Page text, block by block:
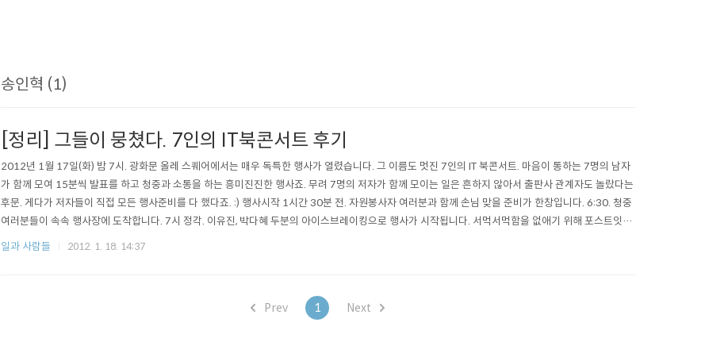
송인혁 (1)
[정리] 그들이 뭉쳤다. 7인의 IT북콘서트 후기
2012년 1월 17일(화) 밤 7시. 광화문 올레 스퀘어에서는 매우 독특한 행사가 열렸습니다. 그 이름도 멋진 7인의 IT 북콘서트. 마음이 통하는 7명의 남자
가 함께 모여 15분씩 발표를 하고 청중과 소통을 하는 흥미진진한 행사죠. 무려 7명의 저자가 함께 모이는 일은 흔하지 않아서 출판사 관계자도 놀랐다는
후문. 게다가 저자들이 직접 모든 행사준비를 다 했다죠. :) 행사시작 1시간 30분 전. 자원봉사자 여러분과 함께 손님 맞을 준비가 한창입니다. 6:30. 청중
여러분들이 속속 행사장에 도착합니다. 7시 정각. 이유진, 박다혜 두분의 아이스브레이킹으로 행사가 시작됩니다. 서먹서먹함을 없애기 위해 포스트잇을
이용해 가능한 많은 분들과 인사를 하면 좋겠죠? 열심히 인사를 나눠주신 분들께는 원하는 책..
일과 사람들 2012. 1. 18. 14:37
Prev 1 Next